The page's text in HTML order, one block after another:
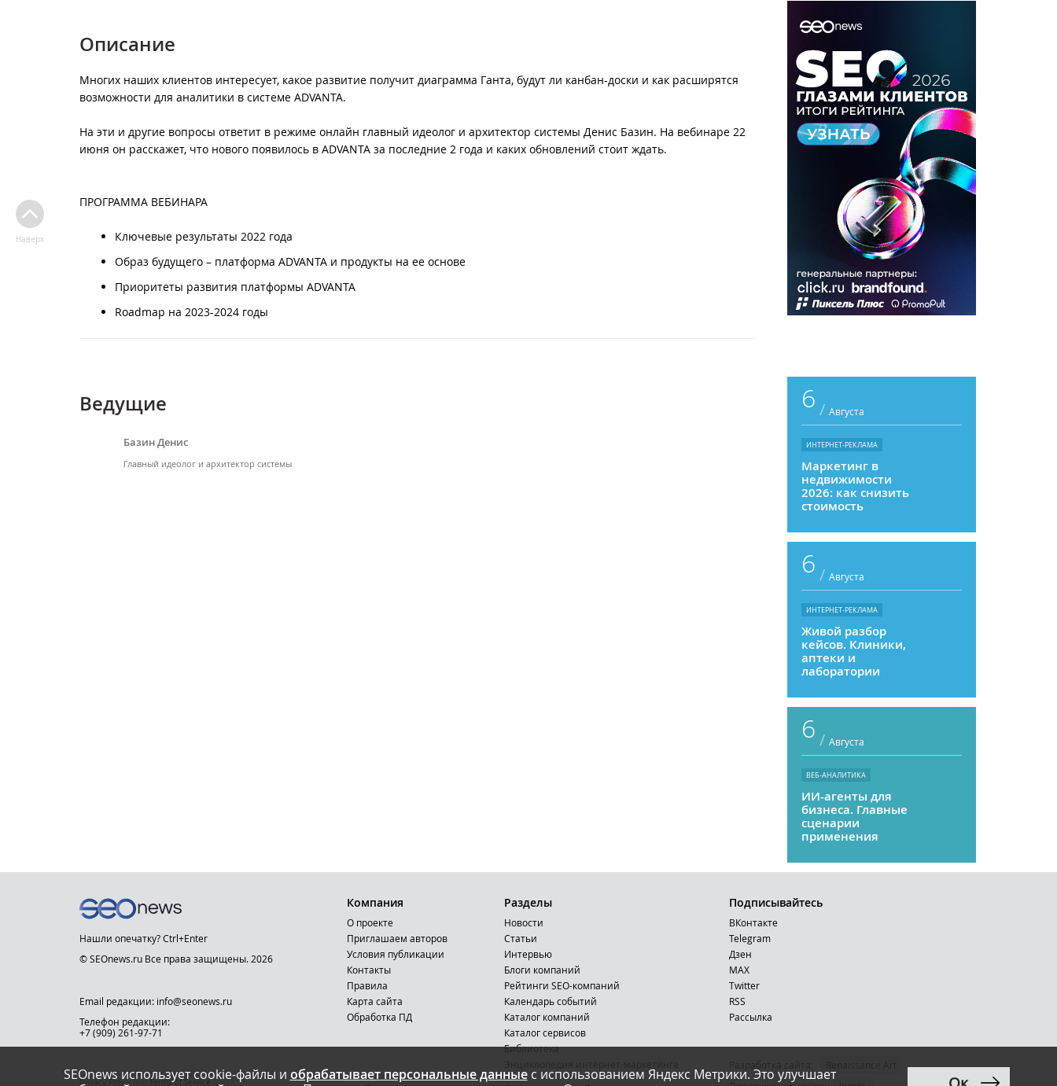
Описание
Многих наших клиентов интересует, какое развитие получит диаграмма Ганта, будут ли канбан-доски и как расширятся
возможности для аналитики в системе ADVANTA.
На эти и другие вопросы ответит в режиме онлайн главный идеолог и архитектор системы Денис Базин. На вебинаре 22
июня он расскажет, что нового появилось в ADVANTA за последние 2 года и каких обновлений стоит ждать.
ПРОГРАММА ВЕБИНАРА
Ключевые результаты 2022 года
Образ будущего – платформа ADVANTA и продукты на ее основе
Приоритеты развития платформы ADVANTA
Roadmap на 2023-2024 годы
Ведущие
Базин Денис
Главный идеолог и архитектор системы
Наверх
6 / Августа
ИНТЕРНЕТ-РЕКЛАМА
Маркетинг в
недвижимости
2026: как снизить
стоимость
увеличить
продажи
6 / Августа
ИНТЕРНЕТ-РЕКЛАМА
Живой разбор
кейсов. Клиники,
аптеки и
лаборатории
6 / Августа
ВЕБ-АНАЛИТИКА
ИИ-агенты для
бизнеса. Главные
сценарии
применения
SEOnews использует cookie-файлы и обрабатывает персональные данныес использованием Яндекс Метрики. Это улучшает
Нашли опечатку? Ctrl+Enter
© SEOnews.ru Все права защищены. 2026
Email редакции: info@seonews.ru
Телефон редакции:
+7 (909) 261-97-71
This site is protected by reCAPTCHA and the Google
Privacy Policyand Terms of Serviceapply.
Компания
О проекте
Приглашаем авторов
Условия публикации
Контакты
Правила
Карта сайта
Обработка ПД
Разделы
Новости
Статьи
Интервью
Блоги компаний
Рейтинги SEO-компаний
Календарь событий
Каталог компаний
Каталог сервисов
Библиотека
Подписывайтесь
ВКонтакте
Telegram
Дзен
MAX
Тwitter
RSS
Рассылка